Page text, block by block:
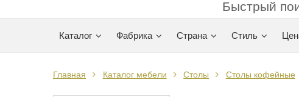
Быстрый
Каталог Фабрика Страна Стиль
Главная Каталог мебели Столы Столы кофейные